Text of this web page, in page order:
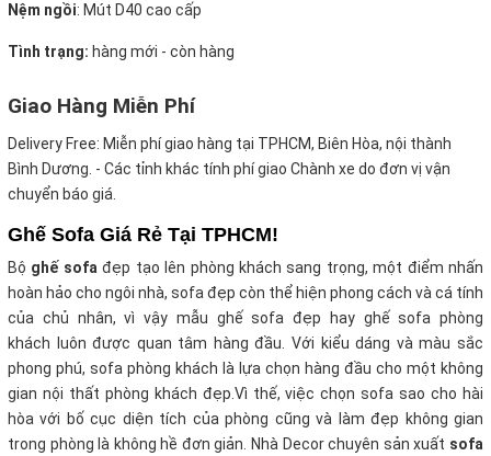
Nệm ngồi: Mút D40 cao cấp
Tình trạng: hàng mới - còn hàng
Giao Hàng Miễn Phí
Delivery Free: Miễn phí giao hàng tại TPHCM, Biên Hòa, nội thành
Bình Dương. - Các tỉnh khác tính phí giao Chành xe do đơn vị vận
chuyển báo giá.
Ghế Sofa Giá Rẻ Tại TPHCM!
Bộ ghế sofađẹp tạo lên phòng khách sang trọng, một điểm nhấn
hoàn hảo cho ngôi nhà, sofa đẹp còn thể hiện phong cách và cá tính
của chủ nhân, vì vậy mẫu ghế sofa đẹp hay ghế sofa phòng
khách luôn được quan tâm hàng đầu. Với kiểu dáng và màu sắc
phong phú, sofa phòng khách là lựa chọn hàng đầu cho một không
gian nội thất phòng khách đẹp.Vì thế, việc chọn sofa sao cho hài
hòa với bố cục diện tích của phòng cũng và làm đẹp không gian
trong phòng là không hề đơn giản. Nhà Decor chuyên sản xuất sofa